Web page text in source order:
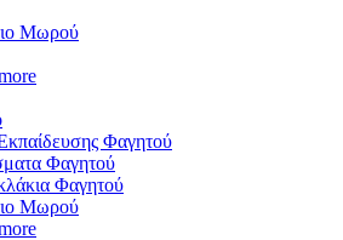
Μωρού
Φαγητού
Φαγητού
Φαγητού
Μωρού